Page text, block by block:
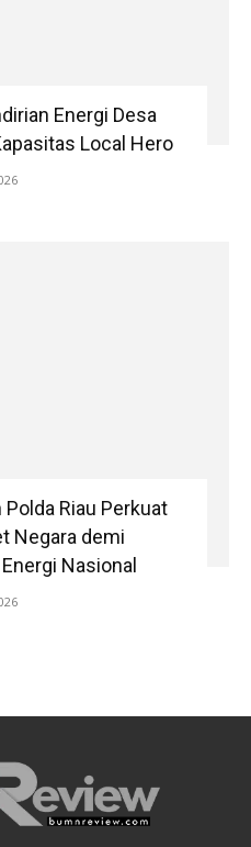
Energi Desa
Local Hero
Polda Riau Perkuat
Negara demi
Nasional